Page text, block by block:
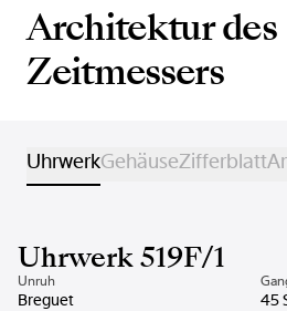
Architektur des
Zeitmessers
UhrwerkGehäuseZifferblatt
Uhrwerk 519F/1
Unruh
Breguet 45